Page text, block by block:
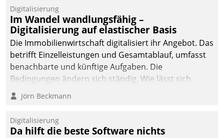
Digitalisierung
Im Wandel wandlungsfähig –
Digitalisierung auf elastischer Basis
Die Immobilienwirtschaft digitalisiert ihr Angebot. Das
betrifft Einzelleistungen und Gesamtablauf, umfasst
benachbarte und künftige Aufgaben. Die
Bedingungen ändern sich ständig. Wie lässt sich
technisch die Kontrolle wahren und zugleich Freiraum
fürs Wachsen öffnen?
Jörn Beckmann
Digitalisierung
Da hilft die beste Software nichts